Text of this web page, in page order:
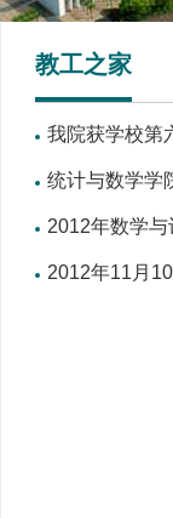
教工之家
我院获学校第
统计与数学学
2012年数学与
2012年11月